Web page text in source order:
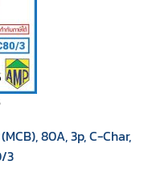
80A, 3p, C-Char,
3